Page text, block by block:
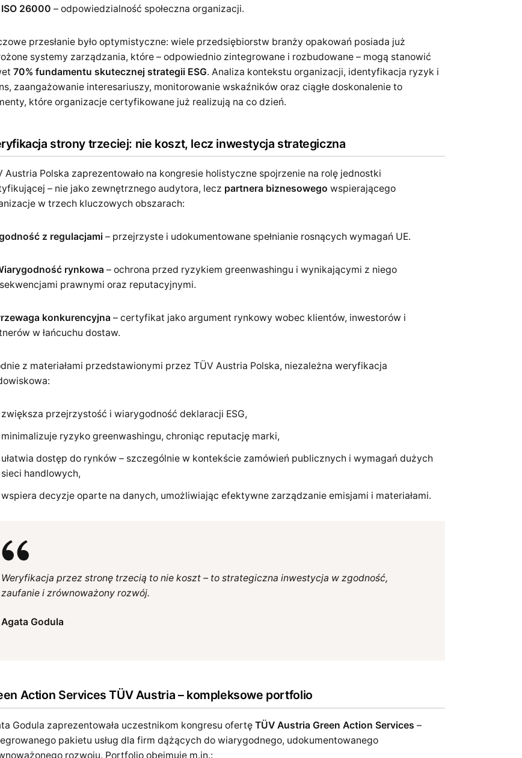
ISO 26000 – odpowiedzialność społeczna organizacji.
przesłanie było optymistyczne: wiele przedsiębiorstw branży opakowań posiada już
systemy zarządzania, które – odpowiednio zintegrowane i rozbudowane – mogą stanowić
70% fundamentu skutecznej strategii ESG. Analiza kontekstu organizacji, identyfikacja ryzyk i
zaangażowanie interesariuszy, monitorowanie wskaźników oraz ciągłe doskonalenie to
które organizacje certyfikowane już realizują na co dzień.
strony trzeciej: nie koszt, lecz inwestycja strategiczna
Austria Polska zaprezentowało na kongresie holistyczne spojrzenie na rolę jednostki
– nie jako zewnętrznego audytora, lecz partnera biznesowego wspierającego
w trzech kluczowych obszarach:
z regulacjami – przejrzyste i udokumentowane spełnianie rosnących wymagań UE.
rynkowa – ochrona przed ryzykiem greenwashingu i wynikającymi z niego
prawnymi oraz reputacyjnymi.
konkurencyjna – certyfikat jako argument rynkowy wobec klientów, inwestorów i
w łańcuchu dostaw.
z materiałami przedstawionymi przez TÜV Austria Polska, niezależna weryfikacja
zwiększa przejrzystość i wiarygodność deklaracji ESG,
minimalizuje ryzyko greenwashingu, chroniąc reputację marki,
ułatwia dostęp do rynków – szczególnie w kontekście zamówień publicznych i wymagań dużych
sieci handlowych,
wspiera decyzje oparte na danych, umożliwiając efektywne zarządzanie emisjami i materiałami.
Weryfikacja przez stronę trzecią to nie koszt – to strategiczna inwestycja w zgodność,
zaufanie i zrównoważony rozwój.
Agata Godula
Action Services TÜV Austria – kompleksowe portfolio
Godula zaprezentowała uczestnikom kongresu ofertę TÜV Austria Green Action Services –
pakietu usług dla firm dążących do wiarygodnego, udokumentowanego
rozwoju. Portfolio obejmuje m.in.: